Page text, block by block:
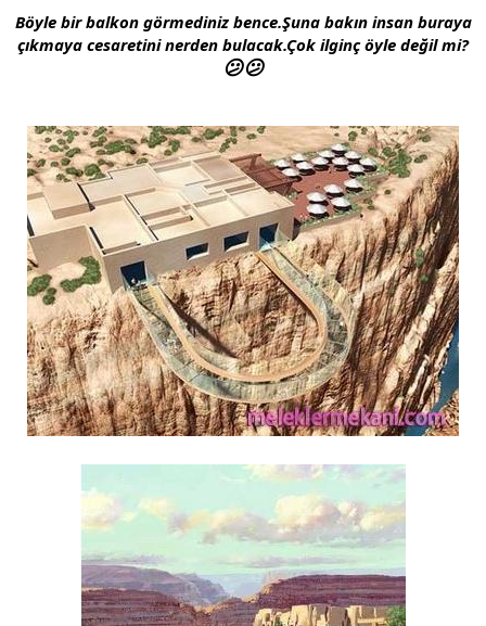
l
a
a
r
Böyle bir balkon görmediniz bence.Şuna bakın insan buraya
çıkmaya cesaretini nerden bulacak.Çok ilginç öyle değil mi?
😕😕